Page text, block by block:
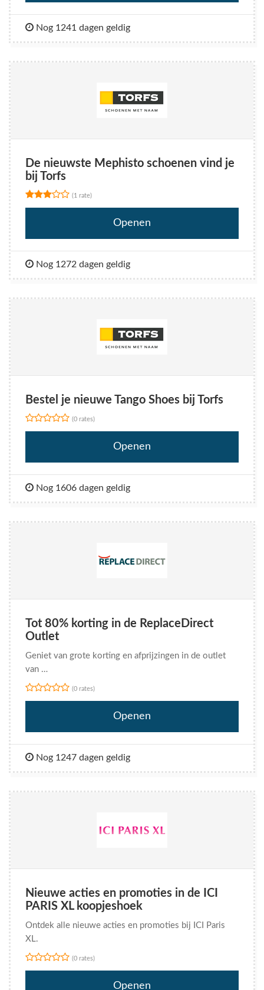
Nog 1241 dagen geldig
De nieuwste Mephisto schoenen vind je
bij Torfs
(1 rate)
Openen
Nog 1272 dagen geldig
Bestel je nieuwe Tango Shoes bij Torfs
(0 rates)
Openen
Nog 1606 dagen geldig
Tot 80% korting in de ReplaceDirect
Outlet
Geniet van grote korting en afprijzingen in de outlet
van …
(0 rates)
Openen
Nog 1247 dagen geldig
Nieuwe acties en promoties in de ICI
PARIS XL koopjeshoek
Ontdek alle nieuwe acties en promoties bij ICI Paris
XL.
(0 rates)
Openen